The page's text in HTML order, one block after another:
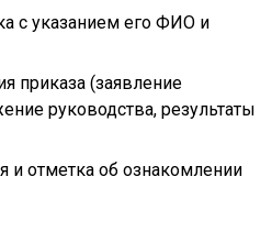
с указанием его ФИО и
приказа (заявление
руководства, результаты
и отметка об ознакомлении